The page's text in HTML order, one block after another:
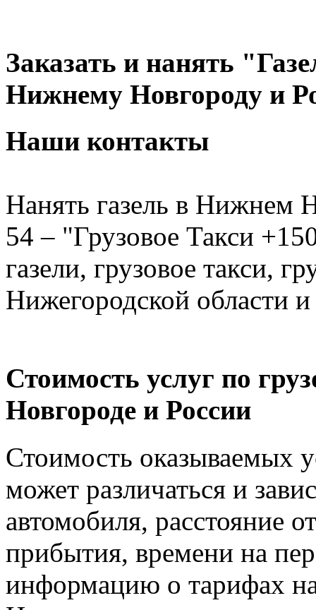
Заказать и нанять
Нижнему Новгороду и
Наши контакты
Нанять газель в Нижнем
54 – "Грузовое Такси
газели, грузовое такси,
Нижегородской области
Стоимость услуг по
Новгороде и России
Стоимость оказываемых
может различаться и
автомобиля, расстояние
прибытия, времени на
информацию о тарифах